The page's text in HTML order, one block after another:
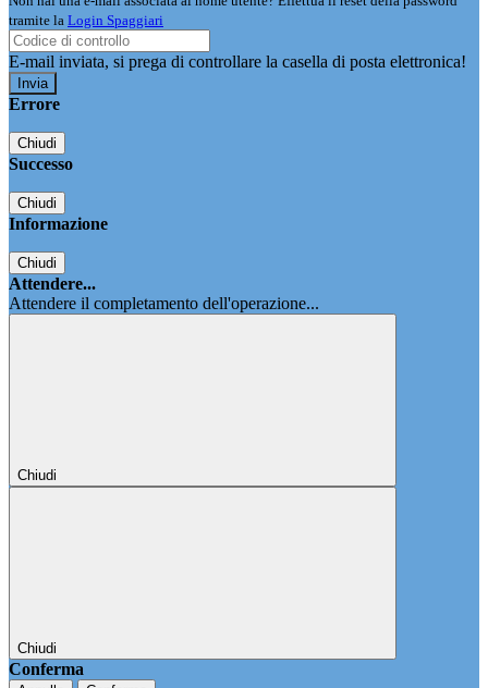
tramite la Login Spaggiari
E-mail inviata, si prega di controllare la casella di posta elettronica!
Errore
Chiudi
Successo
Chiudi
Informazione
Chiudi
Attendere...
Attendere il completamento dell'operazione...
Chiudi
Chiudi
Conferma